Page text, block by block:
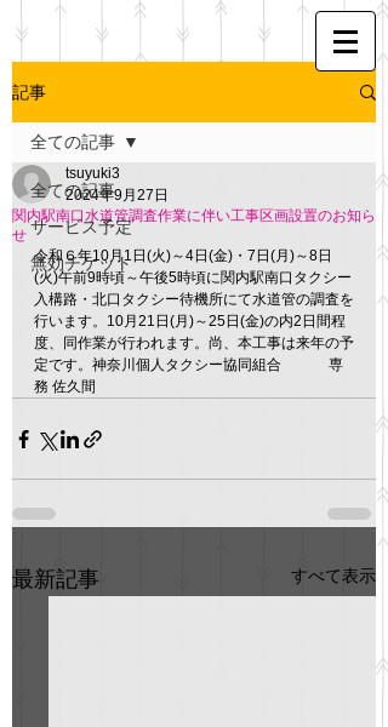
記事
全ての記事
サービス予定
無効チケット
全ての記事
関内駅南口水道管調査作業に伴い工事区画設置のお知ら
せ
tsuyuki3
2024年9月27日
令和６年10月1日(火)～4日(金)・7日(月)～8日
(火)午前9時頃～午後5時頃に関内駅南口タクシー
入構路・北口タクシー待機所にて水道管の調査を
行います。10月21日(月)～25日(金)の内2日間程
度、同作業が行われます。尚、本工事は来年の予
定です。神奈川個人タクシー協同組合　　　 専
務 佐久間
最新記事 すべて表示